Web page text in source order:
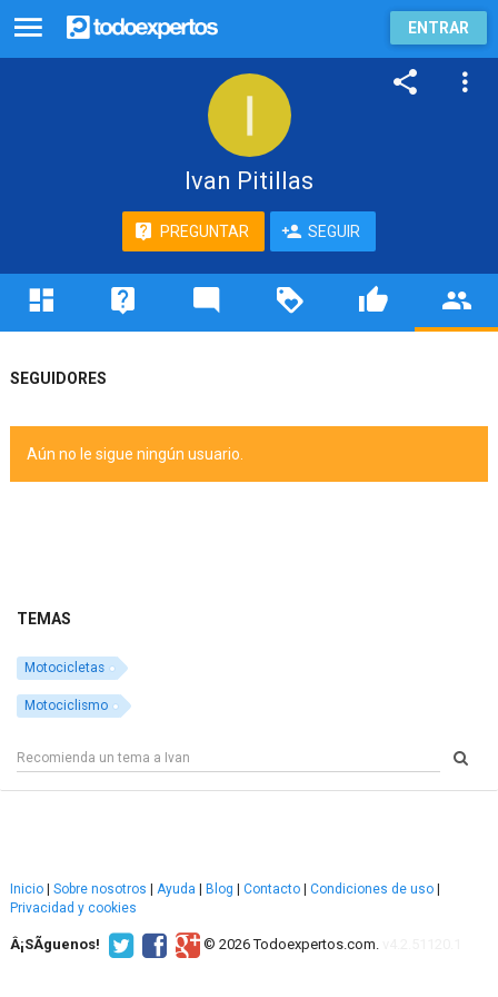
ENTRAR
Ivan Pitillas
PREGUNTAR SEGUIR
SEGUIDORES
Aún no le sigue ningún usuario.
TEMAS
Motocicletas
Motociclismo
Inicio Sobre nosotros Ayuda Blog Contacto Condiciones de uso
Privacidad y cookies
Â¡SÃ­guenos! © 2026 Todoexpertos.com.